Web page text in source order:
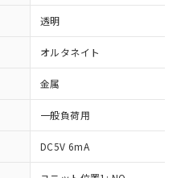
透明
オルタネイト
金属
一般負荷用
DC5V 6mA